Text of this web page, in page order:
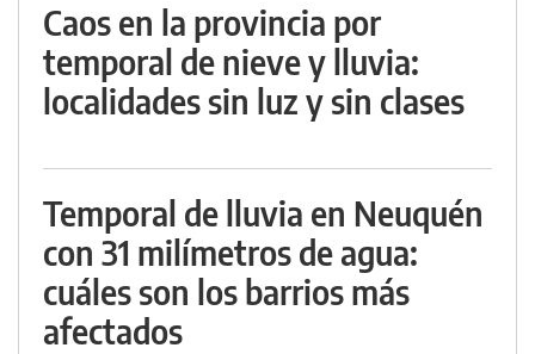
Caos en la provincia por
temporal de nieve y lluvia:
localidades sin luz y sin clases
Temporal de lluvia en Neuquén
con 31 milímetros de agua:
cuáles son los barrios más
afectados